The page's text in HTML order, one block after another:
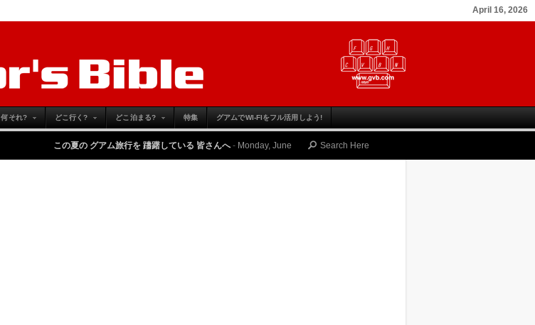
April 16, 2026
何それ? どこ行く? どこ泊まる? 特集 グアムでWI-FIをフル活用しよう!
この夏の グアム旅行を 躊躇している 皆さんへ-Monday, June 12, 2023 ゴルファーのための グアム旅行の魅力と その楽しみ方